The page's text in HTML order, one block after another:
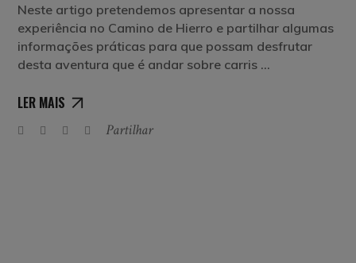
Neste artigo pretendemos apresentar a nossa
experiência no Camino de Hierro e partilhar algumas
informações práticas para que possam desfrutar
desta aventura que é andar sobre carris
LER MAIS
Partilhar